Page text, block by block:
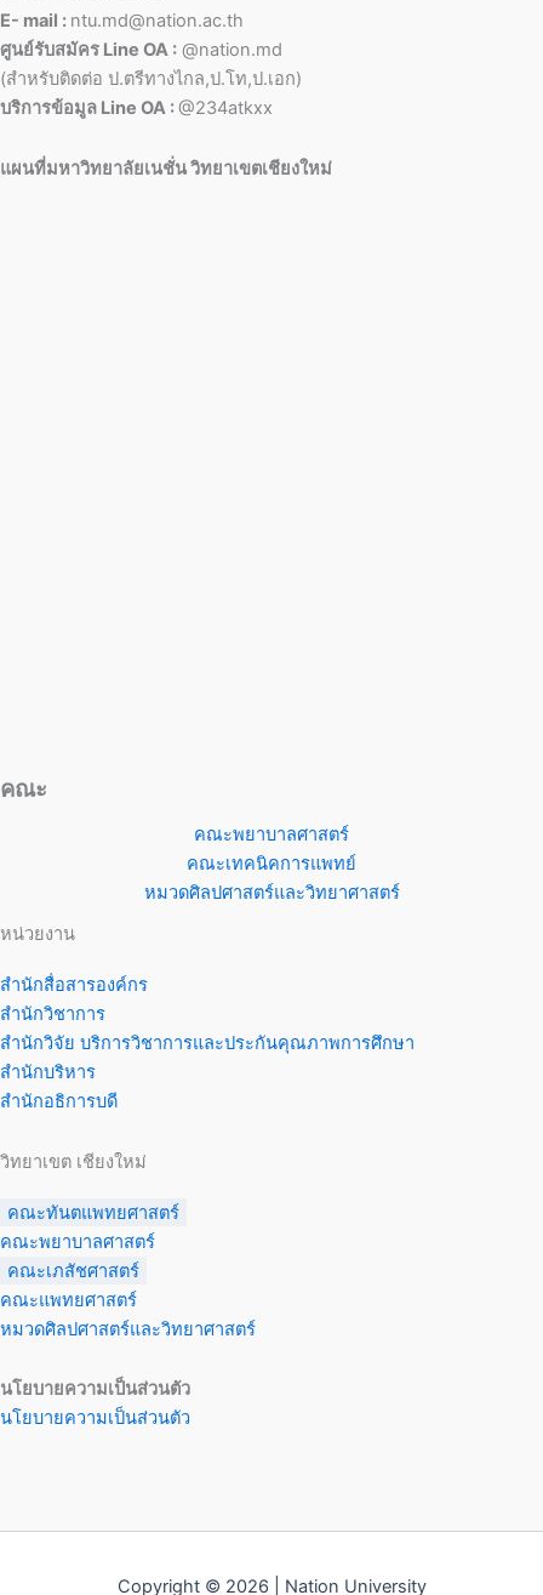
E- mail : ntu.md@nation.ac.th
ศูนย์รับสมัคร Line OA : @nation.md
(สำหรับติดต่อ ป.ตรีทางไกล,ป.โท,ป.เอก)
บริการข้อมูล Line OA :@234atkxx
แผนที่มหาวิทยาลัยเนชั่น วิทยาเขตเชียงใหม่
คณะ
คณะพยาบาลศาสตร์
คณะเทคนิคการแพทย์
หมวดศิลปศาสตร์และวิทยาศาสตร์
หน่วยงาน
สำนักสื่อสารองค์กร
สำนักวิชาการ
สำนักวิจัย บริการวิชาการและประกันคุณภาพการศึกษา
สำนักบริหาร
สำนักอธิการบดี
วิทยาเขต เชียงใหม่
คณะทันตแพทยศาสตร์
คณะพยาบาลศาสตร์
คณะเภสัชศาสตร์
คณะแพทยศาสตร์
หมวดศิลปศาสตร์และวิทยาศาสตร์
นโยบายความเป็นส่วนตัว
นโยบายความเป็นส่วนตัว
Copyright © 2026 | Nation University